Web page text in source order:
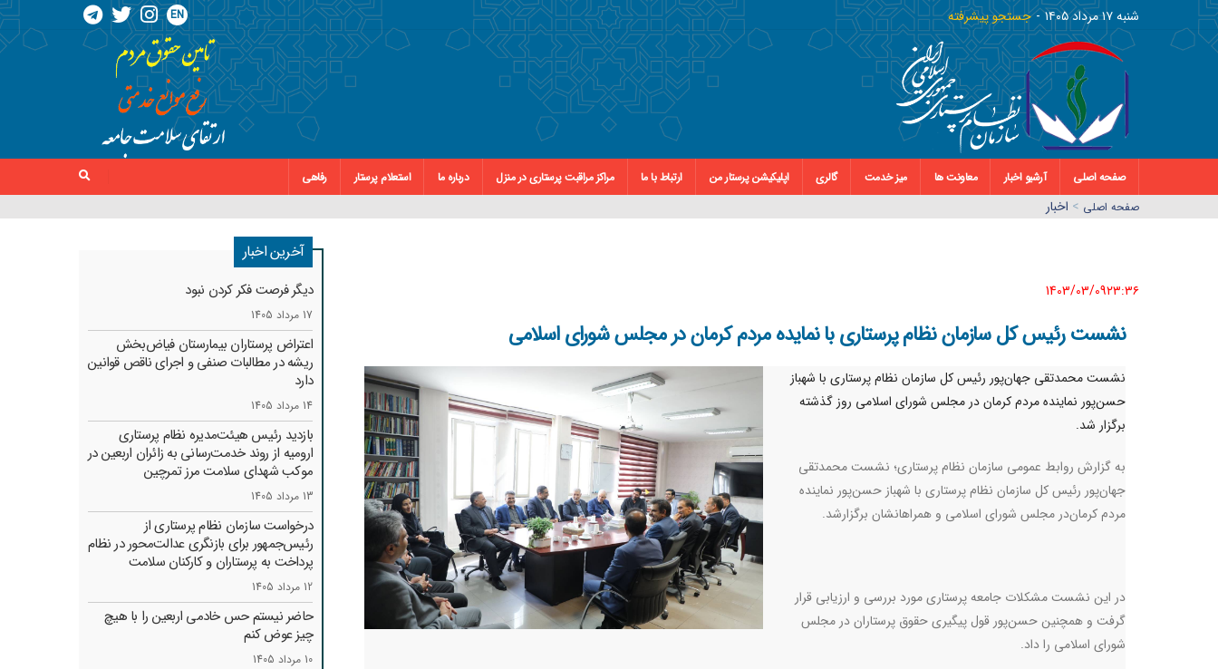
شنبه ١٧ مرداد ١٤٠٥ جستجو پیشرفته EN
صفحه اصلی آرشیو اخبار معاونت ها میز خدمت گالری اپلیکیشن پرستار من ارتباط با ما مراکز مراقبت پرستاری در منزل درباره ما استعلام پرستار
رفاهی
صفحه اصلي > اخبار
1403/03/09٢٣:٣٦
نشست رئیس کل سازمان نظام پرستاری با نمایده مردم کرمان در مجلس شورای اسلامی
نشست محمد‌تقی جهان‌پور رئیس کل سازمان نظام پرستاری با شهباز
حسن‌پور نماینده مردم کرمان در مجلس شورای اسلامی روز گذشته
برگزار شد.
به گزارش روابط عمومی سازمان نظام پرستاری؛ نشست محمد‌تقی
جهان‌پور رئیس کل سازمان نظام پرستاری با شهباز حسن‌پور نماینده
مردم کرمان‌در مجلس شورای اسلامی و همراهانشان برگزارشد.
در این نشست مشکلات جامعه پرستاری مورد بررسی و ارزیابی قرار
گرفت و همچنین حسن‌پور قول پیگیری حقوق پرستاران در مجلس
شورای اسلامی را داد.
آخرین اخبار
دیگر فرصت فکر کردن نبود
17 مرداد 1405
اعتراض پرستاران بیمارستان فیاض‌بخش
ریشه در مطالبات صنفی و اجرای ناقص قوانین
دارد
14 مرداد 1405
بازدید رئیس هیئت‌مدیره نظام پرستاری
ارومیه از روند خدمت‌رسانی به زائران اربعین در
موکب شهدای سلامت مرز تمرچین
13 مرداد 1405
درخواست سازمان نظام پرستاری از
رئیس‌جمهور برای بازنگری عدالت‌محور در نظام
پرداخت به پرستاران و کارکنان سلامت
12 مرداد 1405
حاضر نیستم حس خادمی اربعین را با هیچ
چیز عوض کنم
10 مرداد 1405